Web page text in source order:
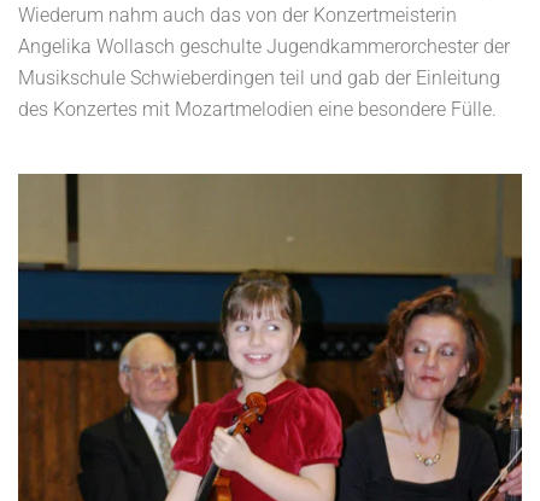
Wiederum nahm auch das von der Konzertmeisterin
Angelika Wollasch geschulte Jugendkammerorchester der
Musikschule Schwieberdingen teil und gab der Einleitung
des Konzertes mit Mozartmelodien eine besondere Fülle.